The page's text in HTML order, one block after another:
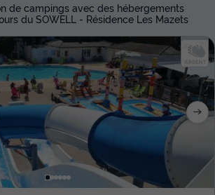
de campings avec des hébergements
du SOWELL - Résidence Les Mazets